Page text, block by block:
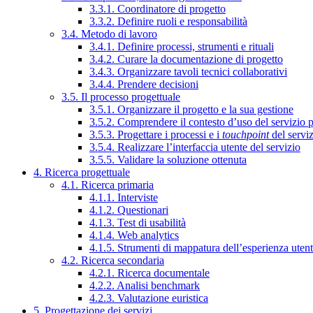
3.3.1. Coordinatore di progetto
3.3.2. Definire ruoli e responsabilità
3.4. Metodo di lavoro
3.4.1. Definire processi, strumenti e rituali
3.4.2. Curare la documentazione di progetto
3.4.3. Organizzare tavoli tecnici collaborativi
3.4.4. Prendere decisioni
3.5. Il processo progettuale
3.5.1. Organizzare il progetto e la sua gestione
3.5.2. Comprendere il contesto d’uso del servizio
3.5.3. Progettare i processi e i touchpointdel
3.5.4. Realizzare l’interfaccia utente del servizio
3.5.5. Validare la soluzione ottenuta
4. Ricerca progettuale
4.1. Ricerca primaria
4.1.1. Interviste
4.1.2. Questionari
4.1.3. Test di usabilità
4.1.4. Web analytics
4.1.5. Strumenti di mappatura dell’esperienza
4.2. Ricerca secondaria
4.2.1. Ricerca documentale
4.2.2. Analisi benchmark
4.2.3. Valutazione euristica
5. Progettazione dei servizi